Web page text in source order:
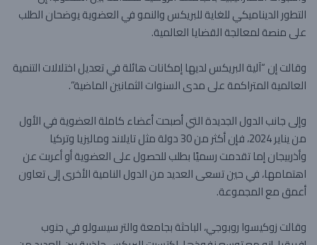
التطور الديناميكي للغاية للبريكس والنمو في العضوية يوضحان الطلب
على منصة لمعالجة القضايا العالمية.
وقالت إن “آلية البريكس لديها إمكانات هائلة في تعديل اختلالات التنمية
العالمية المتراكمة على مدى السنوات الثمانين الماضية”.
وإلى جانب الدول الجديدة التي أصبحت أعضاء كاملة العضوية في الأول
من يناير 2024، فإن أكثر من 30 دولة مثل تايلاند وماليزيا وتركيا
وأذربيجان إما تقدمت رسميًا بطلب للحصول على العضوية أو أعربت عن
اهتمامها، في حين تسعى العديد من الدول النامية الأخرى إلى تعاون
أعمق مع المجموعة.
وقالت زوكيسوا روبوجي، الباحثة بجامعة والتر سيسولو في جنوب